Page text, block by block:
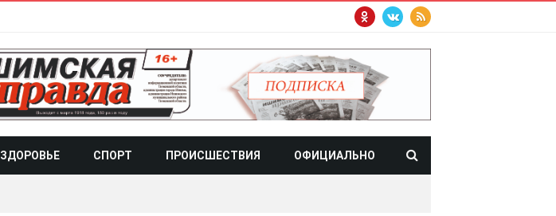
ЗДОРОВЬЕ СПОРТ ПРОИСШЕСТВИЯ ОФИЦИАЛЬНО